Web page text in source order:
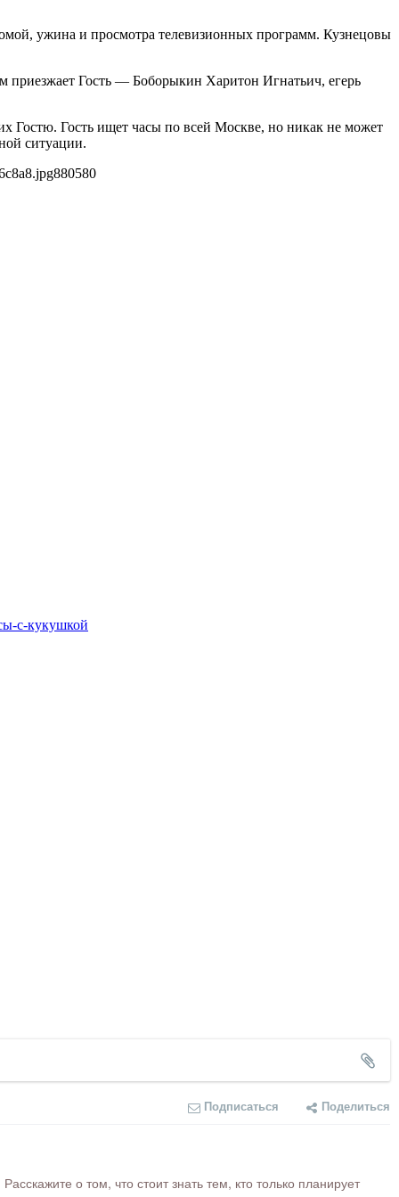
ужина и просмотра телевизионных программ. Кузнецовы
приезжает Гость — Боборыкин Харитон Игнатьич, егерь
Гостю. Гость ищет часы по всей Москве, но никак не может
ситуации.
880580
с-кукушкой
Подписаться Поделиться
о том, что стоит знать тем, кто только планирует